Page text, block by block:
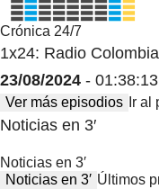
Crónica 24/7
1x24: Radio Colombia
23/08/2024 - 01:38:13
Ver más episodios Ir al
Noticias en 3′
Noticias en 3′
Noticias en 3′ Últimos